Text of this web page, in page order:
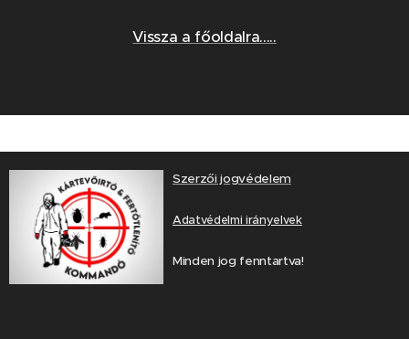
Vissza a főoldalra.....
Szerzői jogvédelem
Adatvédelmi irányelvek
Minden jog fenntartva!